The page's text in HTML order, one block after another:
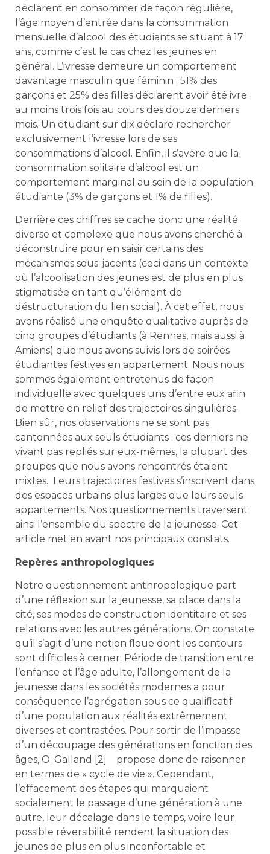
déclarent en consommer de façon régulière,
l’âge moyen d’entrée dans la consommation
mensuelle d’alcool des étudiants se situant à 17
ans, comme c’est le cas chez les jeunes en
général. L’ivresse demeure un comportement
davantage masculin que féminin ; 51% des
garçons et 25% des filles déclarent avoir été ivre
au moins trois fois au cours des douze derniers
mois. Un étudiant sur dix déclare rechercher
exclusivement l’ivresse lors de ses
consommations d’alcool. Enfin, il s’avère que la
consommation solitaire d’alcool est un
comportement marginal au sein de la population
étudiante (3% de garçons et 1% de filles).
Derrière ces chiffres se cache donc une réalité
diverse et complexe que nous avons cherché à
déconstruire pour en saisir certains des
mécanismes sous-jacents (ceci dans un contexte
où l’alcoolisation des jeunes est de plus en plus
stigmatisée en tant qu’élément de
déstructuration du lien social). À cet effet, nous
avons réalisé une enquête qualitative auprès de
cinq groupes d’étudiants (à Rennes, mais aussi à
Amiens) que nous avons suivis lors de soirées
étudiantes festives en appartement. Nous nous
sommes également entretenus de façon
individuelle avec quelques uns d’entre eux afin
de mettre en relief des trajectoires singulières.
Bien sûr, nos observations ne se sont pas
cantonnées aux seuls étudiants ; ces derniers ne
vivant pas repliés sur eux-mêmes, la plupart des
groupes que nous avons rencontrés étaient
mixtes. Leurs trajectoires festives s’inscrivent dans
des espaces urbains plus larges que leurs seuls
appartements. Nos questionnements traversent
ainsi l’ensemble du spectre de la jeunesse. Cet
article met en avant nos principaux constats.
Repères anthropologiques
Notre questionnement anthropologique part
d’une réflexion sur la jeunesse, sa place dans la
cité, ses modes de construction identitaire et ses
relations avec les autres générations. On constate
qu’il s’agit d’une notion floue dont les contours
sont difficiles à cerner. Période de transition entre
l’enfance et l’âge adulte, l’allongement de la
jeunesse dans les sociétés modernes a pour
conséquence l’agrégation sous ce qualificatif
d’une population aux réalités extrêmement
diverses et contrastées. Pour sortir de l’impasse
d’un découpage des générations en fonction des
âges, O. Galland [2] propose donc de raisonner
en termes de « cycle de vie ». Cependant,
l’effacement des étapes qui marquaient
socialement le passage d’une génération à une
autre, leur décalage dans le temps, voire leur
possible réversibilité rendent la situation des
jeunes de plus en plus inconfortable et